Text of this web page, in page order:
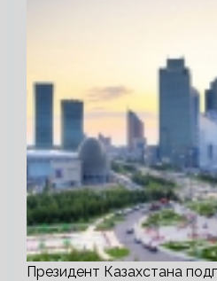
Президент Казахстана